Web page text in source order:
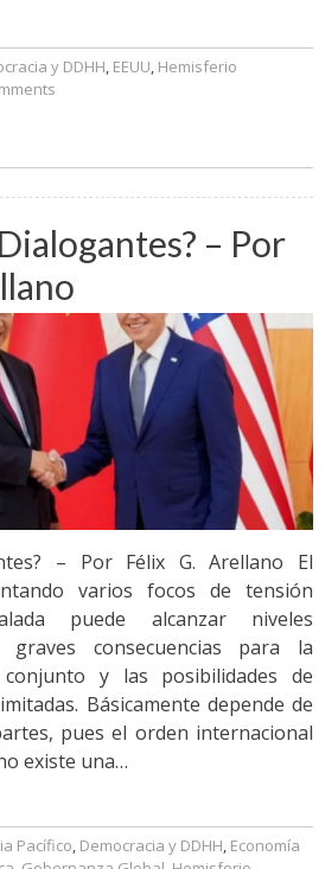
y DDHH, EEUU, Hemisferio
– Por
– Por Félix G. Arellano El
varios focos de tensión
puede alcanzar niveles
graves consecuencias para la
y las posibilidades de
Básicamente depende de
pues el orden internacional
existe una…
Pacífico, Democracia y DDHH, Economía